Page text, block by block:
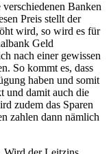
Banken
Preis stellt der
wird, so wird es für
Geld
nach einer gewissen
So kommt es, dass
haben und somit
und damit auch die
zudem das Sparen
zahlen dann nämlich